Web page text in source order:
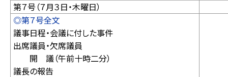
第７号（７月３日・木曜日）
◎第７号全文
議事日程・会議に付した事件
出席議員・欠席議員
開 議（午前十時二分）
議長の報告